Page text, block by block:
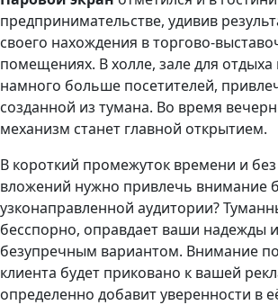
предпринимательстве, удивив
своего нахождения в торгово-
помещениях. В холле, зале для отдыха
намного больше посетителей,
созданной из тумана. Во время
механизм станет главной открытием.
В короткий промежуток времени и
вложений нужно привлечь внимание
узконаправленной аудитории?
бесспорно, оправдает ваши надежды
безупречным вариантом. Внимание
клиента будет приковано к вашей
определенно добавит уверенности в